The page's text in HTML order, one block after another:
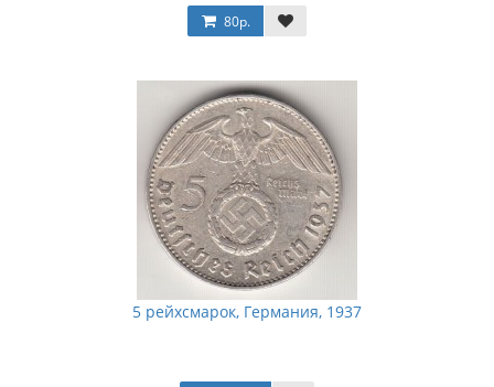
80р.
5 рейхсмарок, Германия, 1937